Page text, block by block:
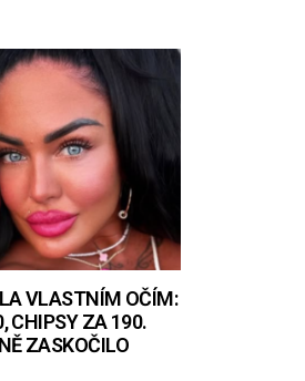
VLASTNÍM OČÍM:
CHIPSY ZA 190.
ZASKOČILO